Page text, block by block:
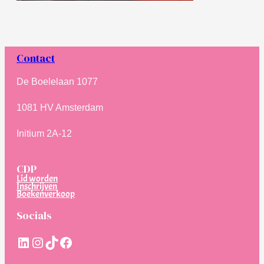
Contact
De Boelelaan 1077
1081 HV Amsterdam
Initium 2A-12
CDP
Lid worden
Inschrijven
Boekenverkoop
Socials
LinkedIn
Instagram
TikTokFacebook